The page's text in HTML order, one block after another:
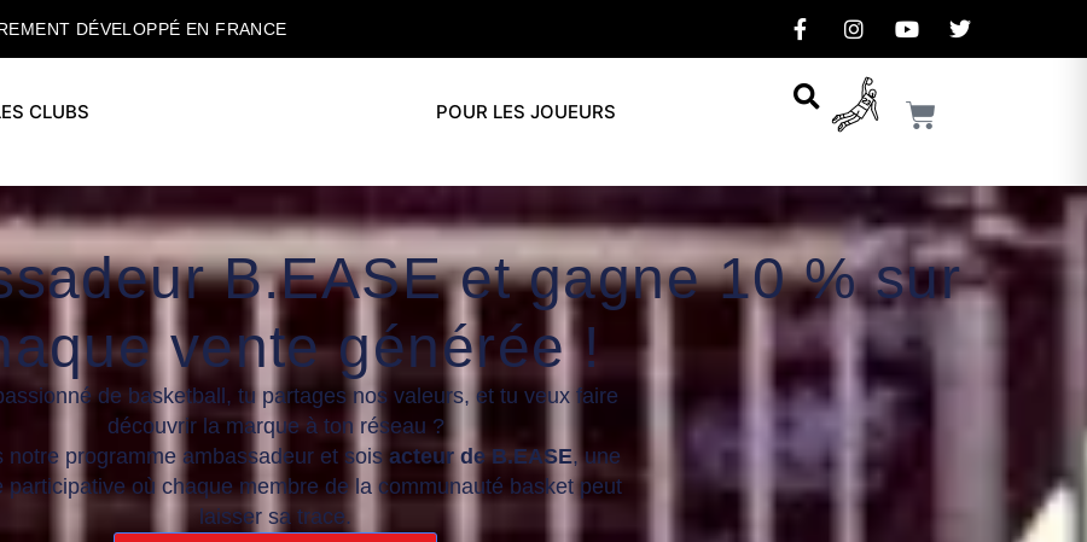
DÉVELOPPÉ EN FRANCE
CLUBS POUR LES JOUEURS
B.EASE et gagne 10 % sur
vente générée !
de basketball, tu partages nos valeurs, et tu veux faire
découvrir la marque à ton réseau ?
notre programme ambassadeur et sois acteur de B.EASE, une
participative où chaque membre de la communauté basket peut
laisser sa trace.